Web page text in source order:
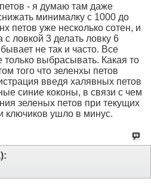
- я думаю там даже
минималку с 1000 до
петов уже несколько сотен, и
с ловкой 3 делать ловку 6
не так и часто. Все
выбрасывать. Какая то
того что зеленхы петов
введя халявных петов
синие коконы, в связи с чем
зеленых петов при текущих
ключиков ушло в минус.